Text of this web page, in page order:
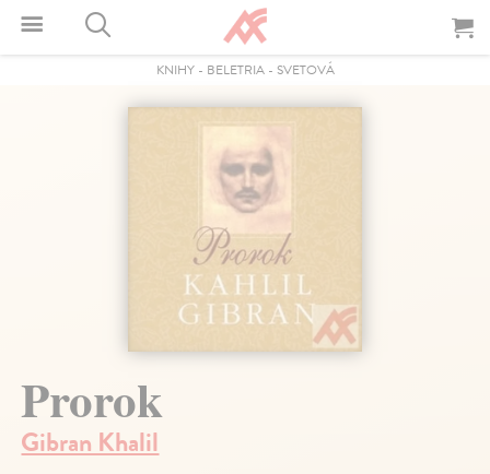
KNIHY- BELETRIA- SVETOVÁ
Prorok
Gibran Khalil